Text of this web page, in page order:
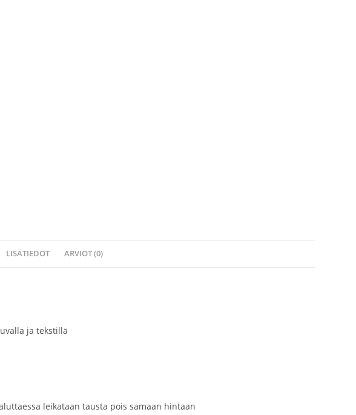
LISÄTIEDOT ARVIOT (0)
ja tekstillä
leikataan tausta pois samaan hintaan